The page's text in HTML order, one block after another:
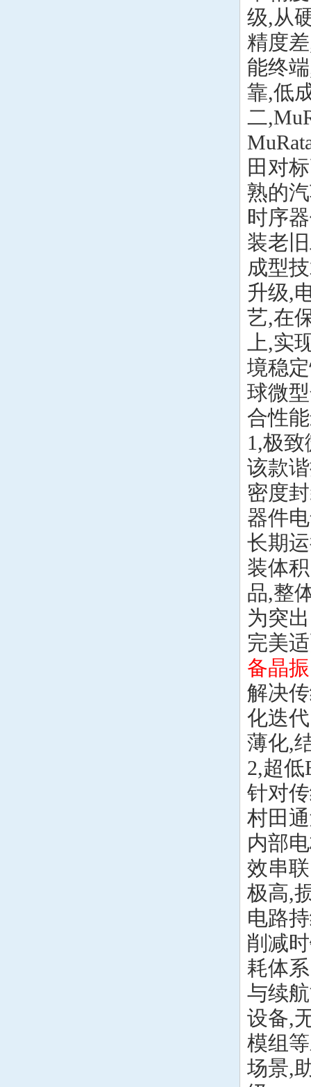
级,从
精度
能终
靠,低
二
田对
熟的
时序
装老
成型
升级,
艺,在
上,实
境稳
球微
合性
1,极
该款
密度
器件
长期
装体
品,整
为突
完美
备晶振
解决
化迭
薄化,
2,超
针对
村田
内部
效串
极高,
电路
削减
耗体
与续
设备,
模组
场景,